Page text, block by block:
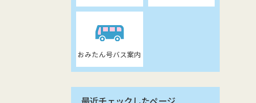
おみたん号バス案内